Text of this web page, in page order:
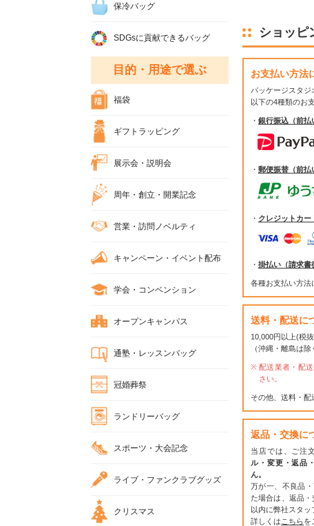
ショッピ
お支払い方法
パッケージスタジ
以下の4種類のお
・ 銀行振込（前払
・ 郵便振替（前払
・ クレジットカー
・ 掛払い（請求書
各種お支払い方法
送料・配送に
10,000円以上(税
（沖縄・離島は除
配送業者・配
さい。
その他、送料・配
返品・交換に
当店では、ご注
ル・変更・返品
ん。
万が一、不良品
た場合は、返品
以内に弊社スタッ
詳しくは こちらを
保冷バッグ
SDGsに貢献できるバッグ
目的・用途で選ぶ
福袋
ギフトラッピング
展示会・説明会
周年・創立・開業記念
営業・訪問ノベルティ
キャンペーン・イベント配布
学会・コンベンション
オープンキャンパス
通塾・レッスンバッグ
冠婚葬祭
ランドリーバッグ
スポーツ・大会記念
ライブ・ファンクラブグッズ
クリスマス